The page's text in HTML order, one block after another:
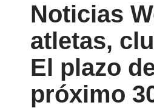
Noticias
atletas,
El plazo
próximo